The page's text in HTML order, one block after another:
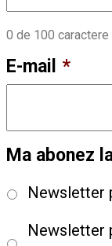
0 de 100 caractere
E-mail *
Ma abonez
Newsletter
Newsletter